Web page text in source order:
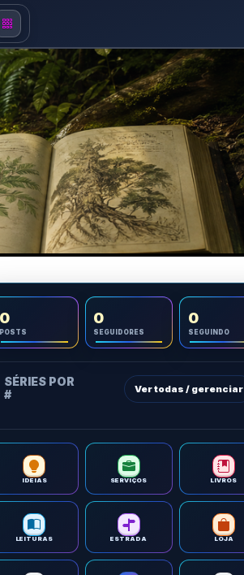
0
POSTS
0
SEGUIDORES
0
SEGUINDO
SÉRIES POR
#
Ver todas / gerenciar
IDEIAS SERVIÇOS LIVROS
LEITURAS ESTRADA LOJA